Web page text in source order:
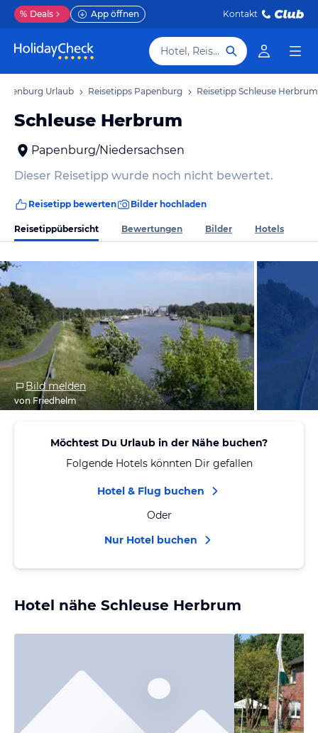
% Deals App öffnen Kontakt
Hotel, Reiseziel
Urlaub Reisetipps Papenburg Reisetipp Schleuse Herbrum
Schleuse Herbrum
Papenburg/Niedersachsen
Dieser Reisetipp wurde noch nicht bewertet.
Reisetipp bewerten Bilder hochladen
Reisetippübersicht Bewertungen Bilder Hotels
Bild melden
von Friedhelm
Möchtest Du Urlaub in der Nähe buchen?
Folgende Hotels könnten Dir gefallen
Hotel & Flug buchen
Oder
Nur Hotel buchen
Hotel nähe Schleuse Herbrum